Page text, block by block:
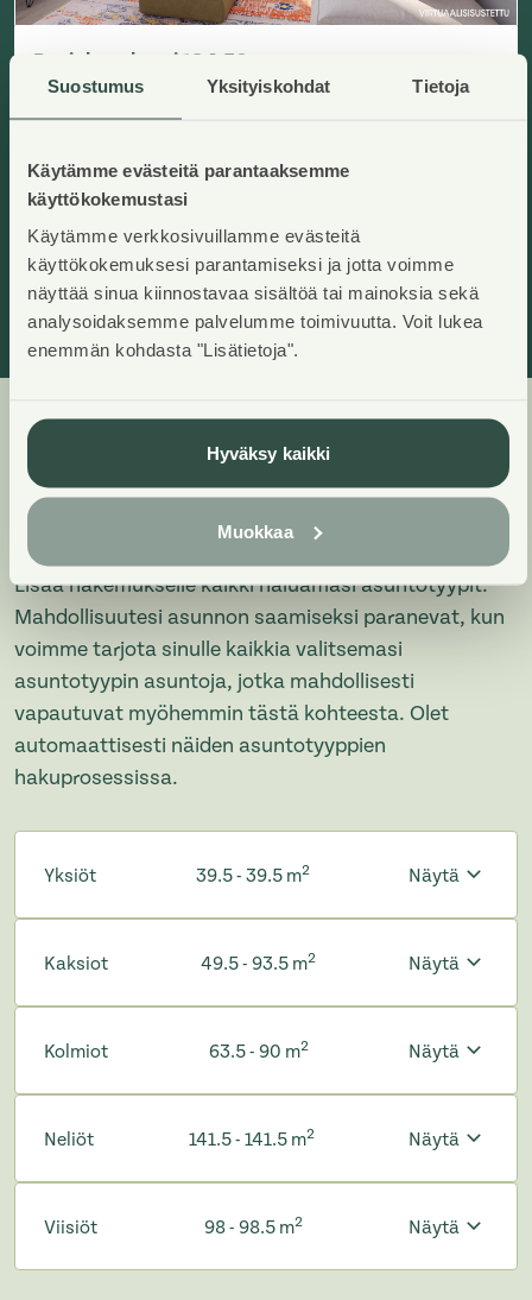
Suostumus Yksityiskohdat Tietoja
Käytämme evästeitä parantaaksemme
käyttökokemustasi
Käytämme verkkosivuillamme evästeitä
käyttökokemuksesi parantamiseksi ja jotta voimme
näyttää sinua kiinnostavaa sisältöä tai mainoksia sekä
analysoidaksemme palvelumme toimivuutta. Voit lukea
enemmän kohdasta "Lisätietoja".
Hyväksy kaikki
Muokkaa
Paciuksenkaari 16 A 50
Helsinki, Pikku huopalahti
Lisää
67,5m
Käyttövastike/kk :1286,21€
Asumisoikeusmaksu:25677,51€
Rakennusvuosi 1997
Kerros:6/7
Heti vapaa
Huoneistot ja pohjakuvat:
Paciuksenkaari 16, Piharakennus,
Lisää hakemukselle kaikki haluamasi asuntotyypit.
Mahdollisuutesi asunnon saamiseksi paranevat, kun
voimme tarjota sinulle kaikkia valitsemasi
asuntotyypin asuntoja, jotka mahdollisesti
vapautuvat myöhemmin tästä kohteesta. Olet
automaattisesti näiden asuntotyyppien
hakuprosessissa.
Yksiöt 39.5 - 39.5 m2 Näytä
Kaksiot 49.5 - 93.5 m2 Näytä
Kolmiot 63.5 - 90 m2 Näytä
Neliöt 141.5 - 141.5 m2 Näytä
Viisiöt 98 - 98.5 m2 Näytä